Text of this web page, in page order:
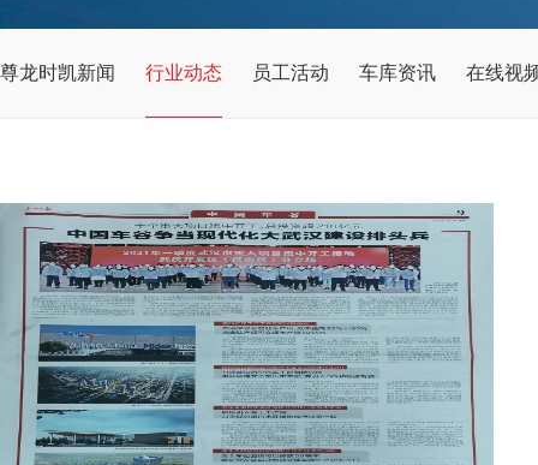
尊龙时凯新闻 行业动态 员工活动 车库资讯 在线视